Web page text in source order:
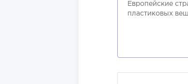
Европейские
пластиковых